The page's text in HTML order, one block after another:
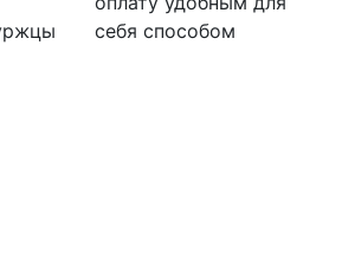
себя способом